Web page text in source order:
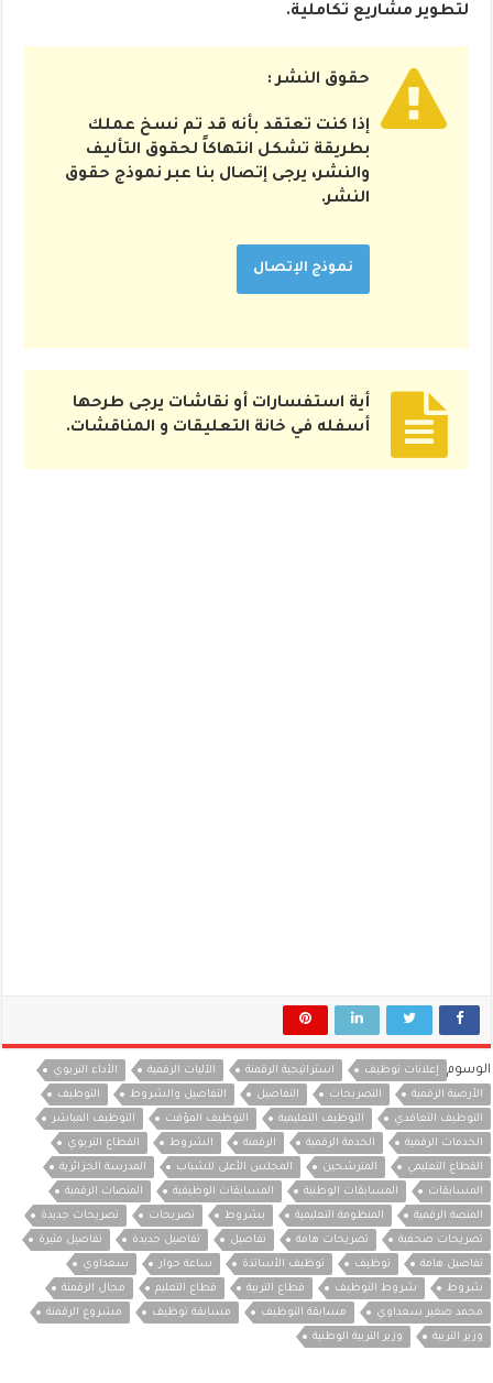
لتطوير مشاريع تكاملية.
حقوق النشر :
إذا كنت تعتقد بأنه قد تم نسخ عملك
بطريقة تشكل انتهاكاً لحقوق التأليف
والنشر، يرجى إتصال بنا عبر نموذج حقوق
النشر.
نموذج الإتصال
أية استفسارات أو نقاشات يرجى طرحها
أسفله في خانة التعليقات و المناقشات.
الوسوم إعلانات توظيف استراتيجية الرقمنة الآليات الرقمية
الأداء التربوي
الأرضية الرقمية
التصريحات التفاصيل التفاصيل والشروط
التوظيف
التوظيف التعاقدي
التوظيف التعليمية التوظيف المؤقت
التوظيف المباشر
الخدمات الرقمية
الخدمة الرقمية الرقمنة الشروط
القطاع التربوي
القطاع التعليمي
المترشحين المجلس الأعلى للشباب
المدرسة الجزائرية
المسابقات
المسابقات الوطنية المسابقات الوظيفية
المنصات الرقمية
المنصة الرقمية
المنظومة التعليمية بشروط تصريحات
تصريحات جديدة
تصريحات صحفية
تصريحات هامة تفاصيل تفاصيل جديدة
تفاصيل مثيرة
تفاصيل هامة
توظيف توظيف الأساتذة ساعة حوار
سعداوي
شروط
شروط التوظيف قطاع التربية قطاع التعليم
مجال الرقمنة
محمد صغير سعداوي
مسابقة التوظيف مسابقة توظيف
مشروع الرقمنة
وزير التربية
وزير التربية الوطنية